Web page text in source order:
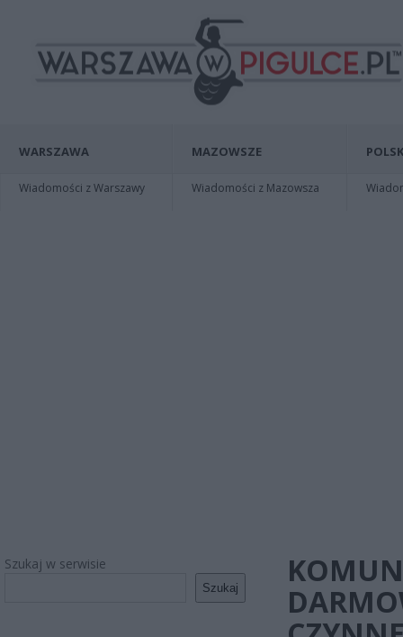
WARSZAWA
Wiadomości z Warszawy
MAZOWSZE
Wiadomości z Mazowsza
Szukaj w serwisie
Szukaj